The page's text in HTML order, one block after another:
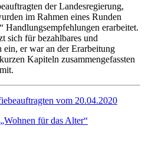
der Landesregierung,
im Rahmen eines Runden
Handlungsempfehlungen erarbeitet.
sich für bezahlbares und
ein, er war an der Erarbeitung
Kapiteln zusammengefassten
vom 20.04.2020
für das Alter“